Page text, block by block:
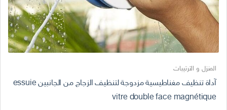
المنزل و الترتيبات
آداة تنظيف مغناطيسية مزدوجة لتنظيف الزجاج من الجانبين essuie
vitre double face magnétique